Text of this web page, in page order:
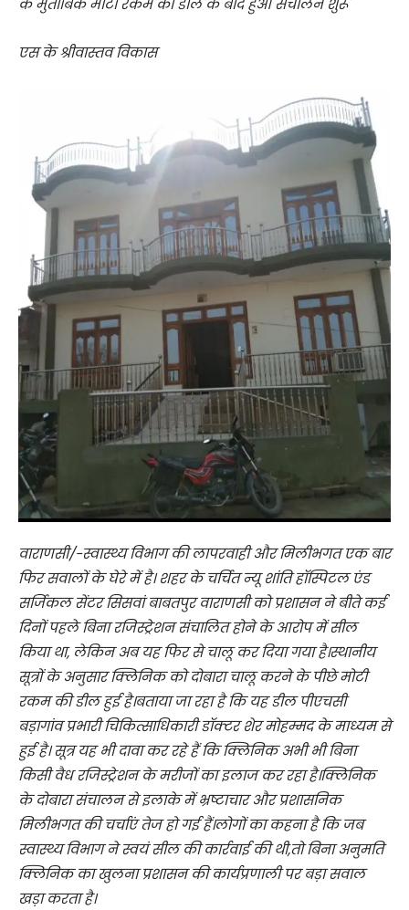
के मुताबिक मोटी रकम की डील के बाद हुआ संचालन शुरू
एस के श्रीवास्तव विकास
वाराणसी/-स्वास्थ्य विभाग की लापरवाही और मिलीभगत एक बार
फिर सवालों के घेरे में है। शहर के चर्चित न्यू शांति हॉस्पिटल एंड
सर्जिकल सेंटर सिसवां बाबतपुर वाराणसी को प्रशासन ने बीते कई
दिनों पहले बिना रजिस्ट्रेशन संचालित होने के आरोप में सील
किया था, लेकिन अब यह फिर से चालू कर दिया गया है।स्थानीय
सूत्रों के अनुसार क्लिनिक को दोबारा चालू करने के पीछे मोटी
रकम की डील हुई है।बताया जा रहा है कि यह डील पीएचसी
बड़ागांव प्रभारी चिकित्साधिकारी डॉक्टर शेर मोहम्मद के माध्यम से
हुई है। सूत्र यह भी दावा कर रहे हैं कि क्लिनिक अभी भी बिना
किसी वैध रजिस्ट्रेशन के मरीजों का इलाज कर रहा है।क्लिनिक
के दोबारा संचालन से इलाके में भ्रष्टाचार और प्रशासनिक
मिलीभगत की चर्चाएं तेज हो गई हैं।लोगों का कहना है कि जब
स्वास्थ्य विभाग ने स्वयं सील की कार्रवाई की थी,तो बिना अनुमति
क्लिनिक का खुलना प्रशासन की कार्यप्रणाली पर बड़ा सवाल
खड़ा करता है।